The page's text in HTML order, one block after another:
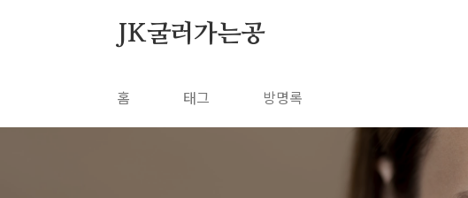
JK굴러가는공
홈 태그 방명록